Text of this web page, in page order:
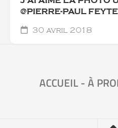
@PIERRE-PAUL FEYTE
30 avril 2018
ACCUEIL-À